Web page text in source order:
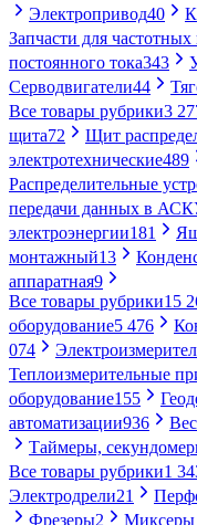
Электропривод40
Запчасти для частотных
постоянного тока343
Серводвигатели44
Все товары рубрики3
щита72 Щит
электротехнические489
Распределительные
передачи данных в
электроэнергии181
монтажный13
аппаратная9
Все товары рубрики15
оборудование5 476
074
Теплоизмерительные
оборудование155
автоматизации936
Таймеры,
Все товары рубрики1
Электродрели21
Фрезеры2 Миксеры